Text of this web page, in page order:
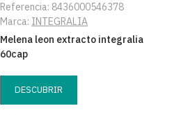
Referencia: 8436000546378
Marca: INTEGRALIA
Melena leon extracto integralia
60cap
DESCUBRIR